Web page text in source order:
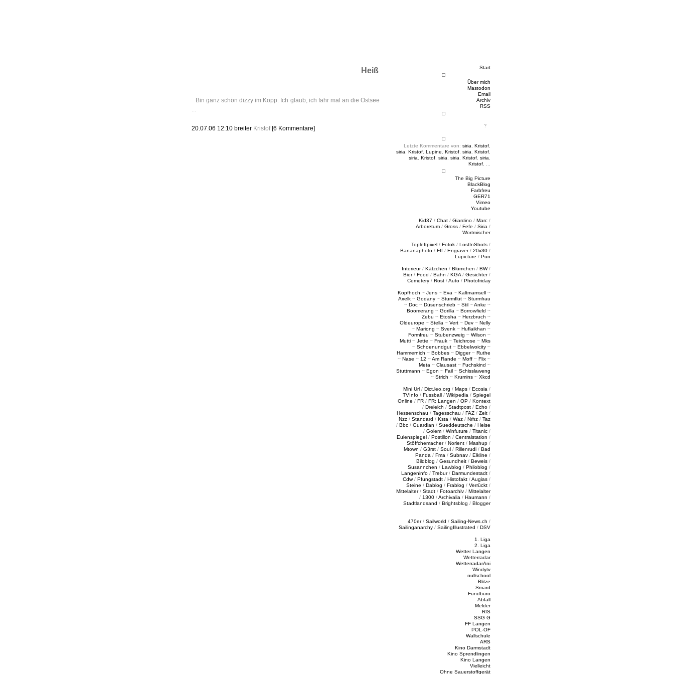
Start
Über mich
Mastodon
Email
Archiv
RSS
Letzte Kommentare von: siria Kristof
siria
Kristof Lupine Kristof siria Kristof
siria
Kristof siria siria Kristof siria
Kristof
The Big Picture
BlackBlog
Farbfreu
GER71
Vimeo
Youtube
Kid37 / Chat / Giardino / Marc /
Arboretum / Gross / Fefe / Siria /
Wortmischer
Topleftpixel / Fotok / LostInShots /
Bananaphoto / Fff / Engraver/ 20x30 /
Lupicture / Pun
Interieur/ Kätzchen / Blümchen / BW/
Bier/ Food / Bahn / KGA / Gesichter/
Cemetery / Rost /Auto / Photofriday
Kopfhoch ~ Jens ~ Eva ~ Kaltmamsell ~
Axelk ~ Godany ~ Sturmflut ~ Sturmfrau
~ Doc ~ Düsenschrieb ~ Stil ~Anke ~
Boomerang ~ Gorilla ~ Borrowfield ~
Zebu ~ Etosha ~ Herzbruch ~
Oldeurope ~ Stella ~ Vert ~ Dev ~ Nelly
~ Mariong ~ Svenk ~ Huflaikhan ~
Formfreu ~ Stubenzweig ~ Wilson ~
Mutti ~ Jette ~ Frauk ~ Teichrose ~ Mks
~ Schoenundgut ~ Ebbelwoicity ~
Hammernich ~ Bobbes ~ Digger~ Ruthe
~ Nase ~ 12 ~Am Rande ~ Moff ~ Flix ~
Meta ~ Clausast ~ Fuchskind ~
Stuttmann ~ Egon ~ Fail ~ Schisslaweng
~ Strich ~ Krumins ~ Xkcd
Mini Url / Dict.leo.org / Maps / Ecosia /
TVInfo / Fussball / Wikipedia / Spiegel
Online / FR / FR: Langen / OP / Kontext
/ Dreieich / Stadtpost / Echo /
Hessenschau / Tagesschau / FAZ / Zeit /
Nzz / Standard / Ksta / Waz / Nrhz / Taz
/ Bbc / Guardian / Sueddeutsche / Heise
/ Golem / Winfuture / Titanic /
Eulenspiegel / Postillon / Centralstation /
Stöffchemacher/ Norient / Mashup /
Mtown / G3rst / Soul / Rillenrudi / Bad
Panda / Fma / Subnav / Elkline /
Bildblog / Gesundheit / Beweis /
Susannchen / Lawblog / Philoblog /
Langeninfo / Trebur/ Darmundestadt /
Cdw/ Pfungstadt / Histofakt /Augias /
Steine / Dablog / Frablog / Verrückt /
Mittelalter/ Stadt / Fotoarchiv / Mittelalter
/ 1300 /Archivalia / Haumann /
Stadtlandsand / Brightsblog / Blogger
470er/ Sailworld / Sailing-News.ch /
Sailinganarchy / SailingIllustrated / DSV
1. Liga
2. Liga
Wetter Langen
Wetterradar
WetterradarAni
Windytv
nullschool
Blitze
Smard
Fundbüro
Abfall
Melder
RIS
SSG G
FF Langen
POL-OF
Wallschule
ARS
Kino Darmstadt
Kino Sprendlingen
Kino Langen
Vielleicht
Ohne Sauerstoffgerät
Heiß
Bin ganz schön dizzy im Kopp. Ich glaub, ich fahr mal an die Ostsee
...
20.07.06 12:10 breiter Kristof [6 Kommentare]